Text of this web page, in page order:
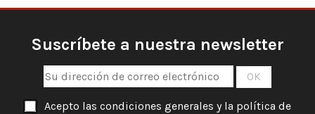
Suscríbete a nuestra newsletter
Acepto las condiciones generales y la política de